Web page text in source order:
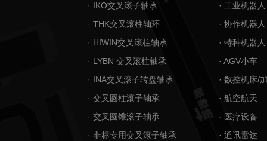
· IKO交叉滚子轴承
· THK交叉滚柱轴环
· HIWIN交叉滚柱轴承
· LYBN 交叉滚柱轴承
· INA交叉滚子转盘轴承
· 交叉圆柱滚子轴承
· 交叉圆锥滚子轴承
· 非标专用交叉滚子轴承
· 工业机器人
· 协作机器人
· 特种机器人
· AGV小车
· 数控机床/
· 航空航天
· 医疗设备
· 通讯雷达